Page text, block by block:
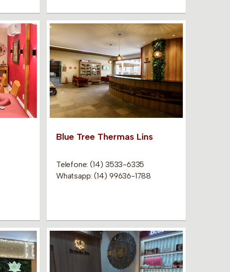
Blue Tree Thermas Lins
Telefone: (14) 3533-6335
Whatsapp: (14) 99636-1788